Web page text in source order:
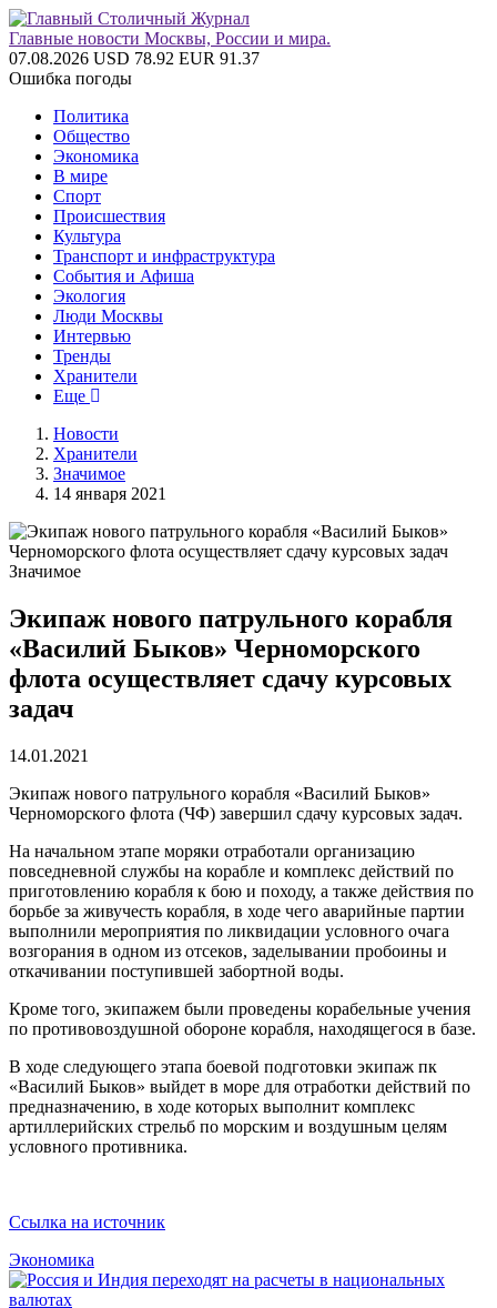
Главные новости Москвы, России и мира.
07.08.2026 USD 78.92 EUR 91.37
Ошибка погоды
Политика
Общество
Экономика
В мире
Спорт
Происшествия
Культура
Транспорт и инфраструктура
События и Афиша
Экология
Люди Москвы
Интервью
Тренды
Хранители
Еще
Новости
Хранители
Значимое
14 января 2021
Значимое
Экипаж нового патрульного корабля
«Василий Быков» Черноморского
флота осуществляет сдачу курсовых
задач
14.01.2021
Экипаж нового патрульного корабля «Василий Быков»
Черноморского флота (ЧФ) завершил сдачу курсовых задач.
На начальном этапе моряки отработали организацию
повседневной службы на корабле и комплекс действий по
приготовлению корабля к бою и походу, а также действия по
борьбе за живучесть корабля, в ходе чего аварийные партии
выполнили мероприятия по ликвидации условного очага
возгорания в одном из отсеков, заделывании пробоины и
откачивании поступившей забортной воды.
Кроме того, экипажем были проведены корабельные учения
по противовоздушной обороне корабля, находящегося в базе.
В ходе следующего этапа боевой подготовки экипаж пк
«Василий Быков» выйдет в море для отработки действий по
предназначению, в ходе которых выполнит комплекс
артиллерийских стрельб по морским и воздушным целям
условного противника.
Ссылка на источник
Экономика